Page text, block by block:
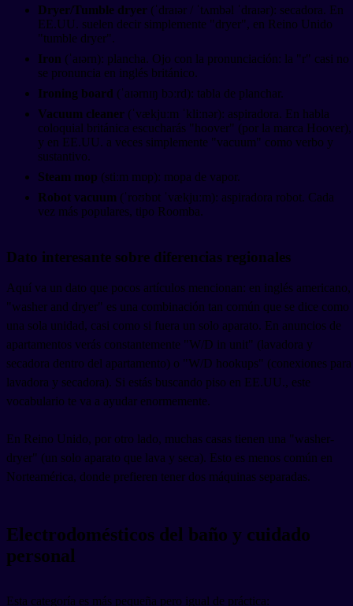
Dryer/Tumble dryer (ˈdraɪər / ˈtʌmbəl ˈdraɪər): secadora. En
EE.UU. suelen decir simplemente "dryer", en Reino Unido
"tumble dryer".
Iron (ˈaɪərn): plancha. Ojo con la pronunciación: la "r" casi no
se pronuncia en inglés británico.
Ironing board (ˈaɪərnɪŋ bɔːrd): tabla de planchar.
Vacuum cleaner (ˈvækjuːm ˈkliːnər): aspiradora. En habla
coloquial británica escucharás "hoover" (por la marca Hoover),
y en EE.UU. a veces simplemente "vacuum" como verbo y
sustantivo.
Steam mop (stiːm mɒp): mopa de vapor.
Robot vacuum (ˈroʊbɒt ˈvækjuːm): aspiradora robot. Cada
vez más populares, tipo Roomba.
Dato interesante sobre diferencias regionales
Aquí va un dato que pocos artículos mencionan: en inglés americano,
"washer and dryer" es una combinación tan común que se dice como
una sola unidad, casi como si fuera un solo aparato. En anuncios de
apartamentos verás constantemente "W/D in unit" (lavadora y
secadora dentro del apartamento) o "W/D hookups" (conexiones para
lavadora y secadora). Si estás buscando piso en EE.UU., este
vocabulario te va a ayudar enormemente.
En Reino Unido, por otro lado, muchas casas tienen una "washer-
dryer" (un solo aparato que lava y seca). Esto es menos común en
Norteamérica, donde prefieren tener dos máquinas separadas.
Electrodomésticos del baño y cuidado
personal
Esta categoría es más pequeña pero igual de práctica: